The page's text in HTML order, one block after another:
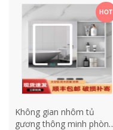
nhà tắm tủ kính phòng
tắm
HOT
Không gian nhôm tủ
gương thông minh phòng